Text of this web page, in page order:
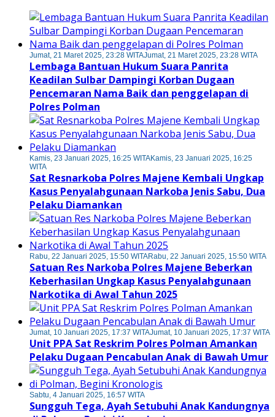
Jumat, 21 Maret 2025, 23:28 WITAJumat, 21 Maret 2025, 23:28 WITA
Lembaga Bantuan Hukum Suara Panrita
Keadilan Sulbar Dampingi Korban Dugaan
Pencemaran Nama Baik dan penggelapan di
Polres Polman
Kamis, 23 Januari 2025, 16:25 WITAKamis, 23 Januari 2025, 16:25
WITA
Sat Resnarkoba Polres Majene Kembali Ungkap
Kasus Penyalahgunaan Narkoba Jenis Sabu, Dua
Pelaku Diamankan
Rabu, 22 Januari 2025, 15:50 WITARabu, 22 Januari 2025, 15:50 WITA
Satuan Res Narkoba Polres Majene Beberkan
Keberhasilan Ungkap Kasus Penyalahgunaan
Narkotika di Awal Tahun 2025
Jumat, 10 Januari 2025, 17:37 WITAJumat, 10 Januari 2025, 17:37 WITA
Unit PPA Sat Reskrim Polres Polman Amankan
Pelaku Dugaan Pencabulan Anak di Bawah Umur
Sabtu, 4 Januari 2025, 16:57 WITA
Sungguh Tega, Ayah Setubuhi Anak Kandungnya